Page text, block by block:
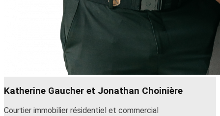
Katherine Gaucher et Jonathan Choinière
Courtier immobilier résidentiel et commercial